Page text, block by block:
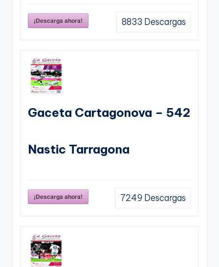
¡Descarga ahora! 8833 Descargas
Gaceta Cartagonova – 542
Nastic Tarragona
¡Descarga ahora! 7249 Descargas